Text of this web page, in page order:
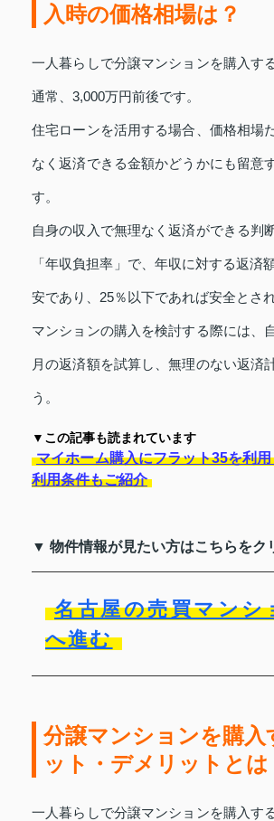
入時の価格相場は？
一人暮らしで分譲マンションを購入す
通常、3,000万円前後です。
住宅ローンを活用する場合、価格相場
なく返済できる金額かどうかにも留意
す。
自身の収入で無理なく返済ができる判
「年収負担率」で、年収に対する返済
安であり、25％以下であれば安全とさ
マンションの購入を検討する際には、
月の返済額を試算し、無理のない返済
う。
▼この記事も読まれています
マイホーム購入にフラット35を利
利用条件もご紹介
▼ 物件情報が見たい方はこちらをク
名古屋の売買マンシ
へ進む
分譲マンションを購入
ット・デメリットとは
一人暮らしで分譲マンションを購入す